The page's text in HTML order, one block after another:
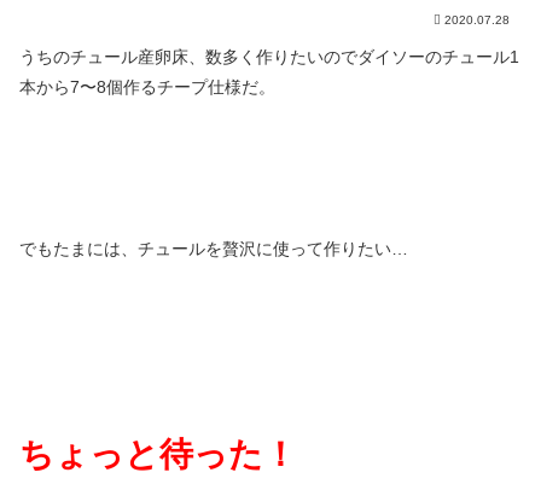
2020.07.28
うちのチュール産卵床、数多く作りたいのでダイソーのチュール1
本から7〜8個作るチープ仕様だ。
でもたまには、チュールを贅沢に使って作りたい…
ちょっと待った！